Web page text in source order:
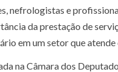
nefrologistas e
da prestação de
em um setor que atende
na Câmara dos